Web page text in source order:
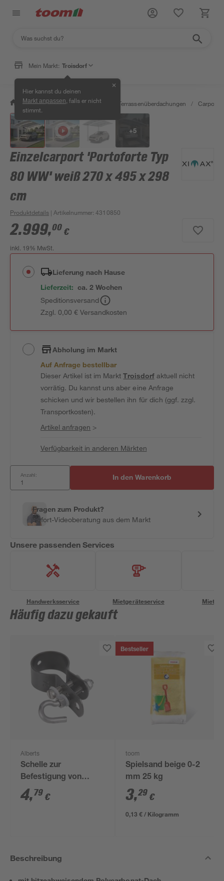
Mein Markt: Troisdorf
Hier kannst du deinen
Markt anpassen , falls er nicht
stimmt.
✕
/ Garten & Freizeit / Carports & Terrassenüberdachungen / Carports
+5
Einzelcarport 'Portoforte Typ
80 WW' weiß 270 x 495 x 298
cm
Produktdetails | Artikelnummer:4310850
2.999,00 €
inkl. 19% MwSt.
Lieferung nach Hause
Lieferzeit: ca. 2 Wochen
Speditionsversand
Zzgl. 0,00 € Versandkosten
Abholung im Markt
Auf Anfrage bestellbar
Dieser Artikel ist im MarktTroisdorfaktuell nicht
vorrätig. Du kannst uns aber eine Anfrage
schicken und wir bestellen ihn für dich (ggf. zzgl.
Transportkosten).
Artikel anfragen >
Verfügbarkeit in anderen Märkten
Anzahl: In den Warenkorb
Fragen zum Produkt?
Sofort-Videoberatung aus dem Markt
Unsere passenden Services
Handwerksservice Mietgeräteservice
Häufig dazu gekauft
Alberts
Schelle zur
Befestigung von
Geflechtspannstäben
anthrazit Ø 3,4 cm
4,79 €
Bestseller
toom
Spielsand beige 0-2
mm 25 kg
3,29 €
0,13 € / Kilogramm
Beschreibung